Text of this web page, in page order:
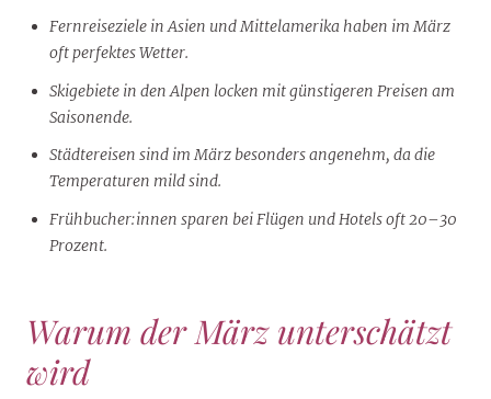
Fernreiseziele in Asien und Mittelamerika haben im März
oft perfektes Wetter.
Skigebiete in den Alpen locken mit günstigeren Preisen am
Saisonende.
Städtereisen sind im März besonders angenehm, da die
Temperaturen mild sind.
Frühbucher:innen sparen bei Flügen und Hotels oft 20–30
Prozent.
Warum der März unterschätzt
wird